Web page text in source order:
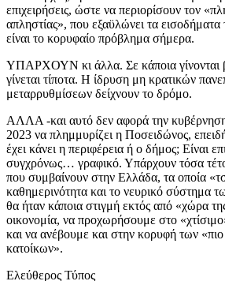
επιχειρήσεις, ώστε να περιορίσουν τον
απληστίας», που εξαϋλώνει τα
είναι το κορυφαίο πρόβλημα σήμερα.
ΥΠΑΡΧΟΥΝ κι άλλα. Σε κάποια γίνονται
γίνεται τίποτα. Η ίδρυση μη κρατικών
μεταρρυθμίσεων δείχνουν το δρόμο.
ΑΛΛΑ -και αυτό δεν αφορά την κυβέρνηση-
2023 να πλημμυρίζει η Ποσειδώνος,
έχει κάνει η περιφέρεια ή ο δήμος; Είναι
συγχρόνως… γραφικό. Υπάρχουν τόσα
που συμβαίνουν στην Ελλάδα, τα οποία
καθημερινότητα και το νευρικό σύστημα
θα ήταν κάποια στιγμή εκτός από «χώρα
οικονομία, να προχωρήσουμε στο
και να ανέβουμε και στην κορυφή των
κατοίκων».
Ελεύθερος Τύπος